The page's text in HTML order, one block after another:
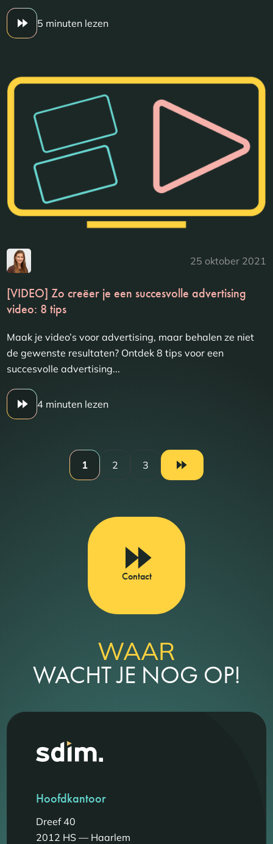
5 minuten lezen
25 oktober 2021
[VIDEO] Zo creëer je een succesvolle advertising
video: 8 tips
Maak je video’s voor advertising, maar behalen ze niet
de gewenste resultaten? Ontdek 8 tips voor een
succesvolle advertising...
4 minuten lezen
1 2 3
Contact
WAAR
WACHT JE NOG OP!
Hoofdkantoor
Dreef 40
2012 HS — Haarlem